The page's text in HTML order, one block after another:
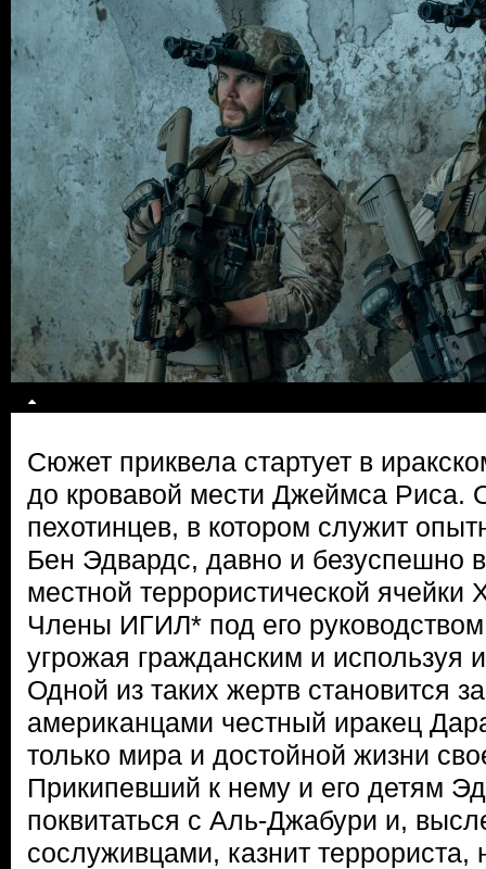
Сюжет приквела стартует в
до кровавой мести Джеймса Риса.
пехотинцев, в котором служит
Бен Эдвардс, давно и безуспешно
местной террористической
Члены ИГИЛ* под его
угрожая гражданским и используя
Одной из таких жертв становится
американцами честный иракец
только мира и достойной жизни
Прикипевший к нему и его детям
поквитаться с Аль-Джабури и,
сослуживцами, казнит